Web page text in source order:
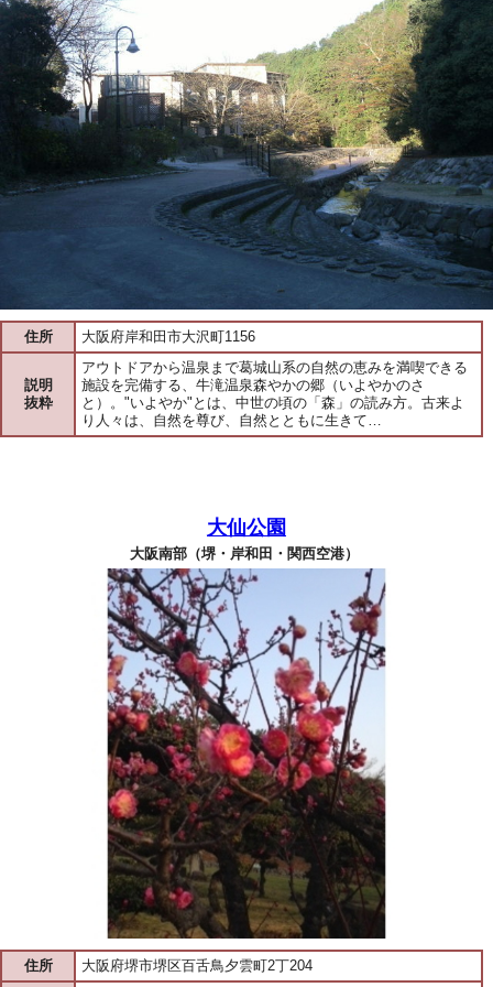
住所 大阪府岸和田市大沢町1156
説明
抜粋
アウトドアから温泉まで葛城山系の自然の恵みを満喫できる
施設を完備する、牛滝温泉森やかの郷（いよやかのさ
と）。"いよやか"とは、中世の頃の「森」の読み方。古来よ
り人々は、自然を尊び、自然とともに生きて…
大仙公園
大阪南部（堺・岸和田・関西空港）
住所 大阪府堺市堺区百舌鳥夕雲町2丁204